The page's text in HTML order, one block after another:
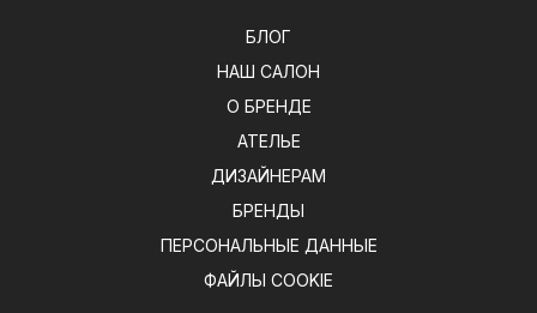
БЛОГ
НАШ САЛОН
О БРЕНДЕ
АТЕЛЬЕ
ДИЗАЙНЕРАМ
БРЕНДЫ
ПЕРСОНАЛЬНЫЕ ДАННЫЕ
ФАЙЛЫ COOKIE